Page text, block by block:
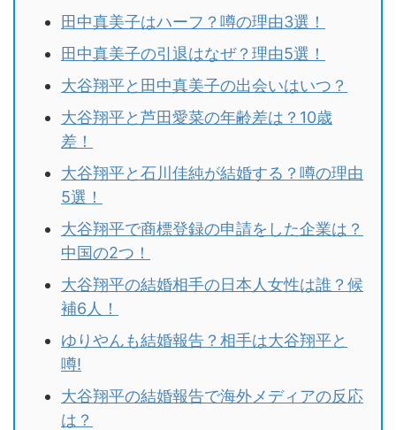
田中真美子はハーフ？噂の理由3選！
田中真美子の引退はなぜ？理由5選！
大谷翔平と田中真美子の出会いはいつ？
大谷翔平と芦田愛菜の年齢差は？10歳
差！
大谷翔平と石川佳純が結婚する？噂の理由
5選！
大谷翔平で商標登録の申請をした企業は？
中国の2つ！
大谷翔平の結婚相手の日本人女性は誰？候
補6人！
ゆりやんも結婚報告？相手は大谷翔平と
噂!
大谷翔平の結婚報告で海外メディアの反応
は？